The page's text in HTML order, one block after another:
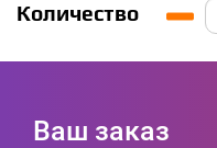
Количество
Ваш заказ